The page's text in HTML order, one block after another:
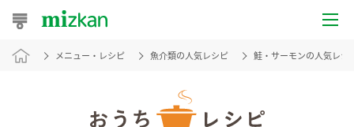
おうちレシピ
メニュー・レシピ 魚介類の人気レシピ 鮭・サーモンの人気レシ